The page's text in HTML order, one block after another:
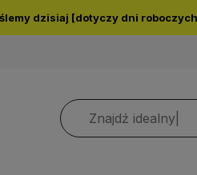
PLN,Inpost PACZKOMATY16